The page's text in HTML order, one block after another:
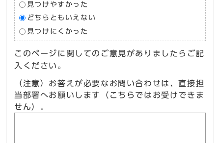
見つけやすかった
どちらともいえない
見つけにくかった
このページに関してのご意見がありましたらご記
入ください。
（注意）お答えが必要なお問い合わせは、直接担
当部署へお願いします（こちらではお受けできま
せん）。